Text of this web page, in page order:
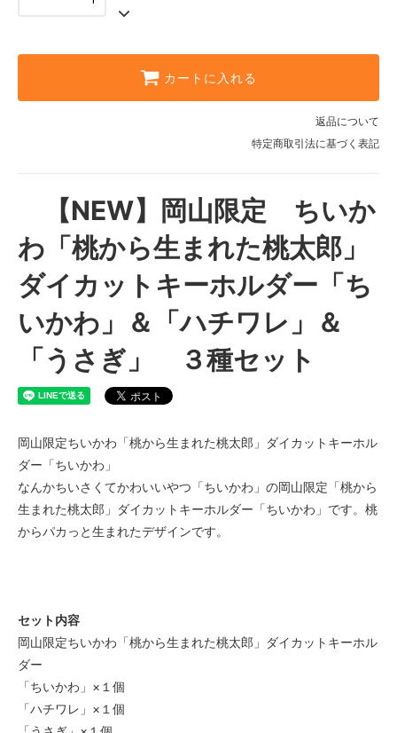
カートに入れる
返品について
特定商取引法に基づく表記
【NEW】岡山限定 ちいか
わ「桃から生まれた桃太郎」
ダイカットキーホルダー「ち
いかわ」＆「ハチワレ」＆
「うさぎ」 ３種セット
岡山限定ちいかわ「桃から生まれた桃太郎」ダイカットキーホル
ダー「ちいかわ」
なんかちいさくてかわいいやつ「ちいかわ」の岡山限定「桃から
生まれた桃太郎」ダイカットキーホルダー「ちいかわ」です。桃
からパカっと生まれたデザインです。
セット内容
岡山限定ちいかわ「桃から生まれた桃太郎」ダイカットキーホル
ダー
「ちいかわ」×１個
「ハチワレ」×１個